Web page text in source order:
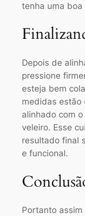
tenha uma
Depois de
pressione
esteja bem
medidas estão
alinhado com
veleiro. Esse
resultado final
e funcional.
Portanto